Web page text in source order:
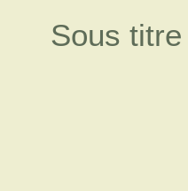
Sous titre